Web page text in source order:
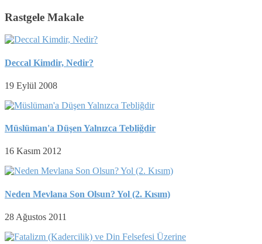
Rastgele Makale
Deccal Kimdir, Nedir?
19 Eylül 2008
Müslüman'a Düşen Yalnızca Tebliğdir
16 Kasım 2012
Neden Mevlana Son Olsun? Yol (2. Kısım)
28 Ağustos 2011